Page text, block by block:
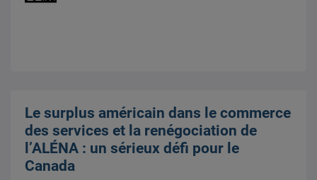
Le surplus américain dans le commerce
des services et la renégociation de
l’ALÉNA : un sérieux défi pour le
Canada